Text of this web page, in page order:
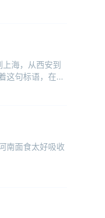
海，从西安到
这句标语，在世
南面食太好吸收